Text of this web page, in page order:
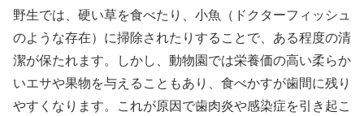
野生では、硬い草を食べたり、小魚（ドクターフィッシュ
のような存在）に掃除されたりすることで、ある程度の清
潔が保たれます。しかし、動物園では栄養価の高い柔らか
いエサや果物を与えることもあり、食べかすが歯間に残り
やすくなります。これが原因で歯肉炎や感染症を引き起こ